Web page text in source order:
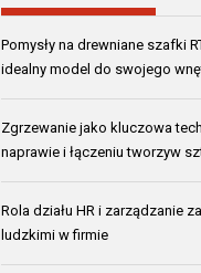
Pomysły na drewniane szafki
idealny model do swojego
Zgrzewanie jako kluczowa
naprawie i łączeniu tworzyw
Rola działu HR i zarządzanie
ludzkimi w firmie